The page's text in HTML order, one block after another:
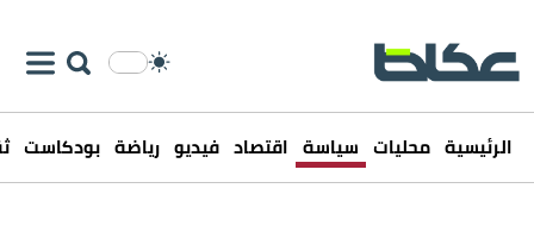
الرئيسية محليات سياسة اقتصاد فيديو رياضة بودكاست